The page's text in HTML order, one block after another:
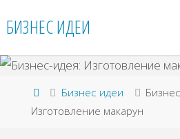
БИЗНЕС ИДЕИ
Главная
Бизнес идеи
Изготовление макарун